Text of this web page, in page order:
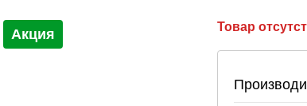
Акция Товар